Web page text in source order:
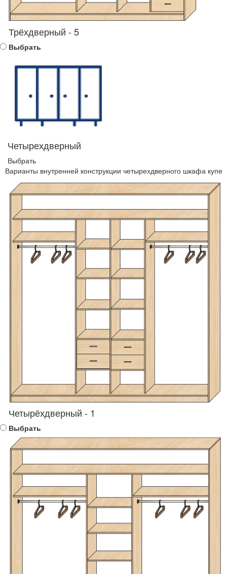
Трёхдверный - 5
Выбрать
Четырехдверный
Выбрать
Варианты внутренней конструкции четырехдверного шкафа купе
Четырёхдверный - 1
Выбрать